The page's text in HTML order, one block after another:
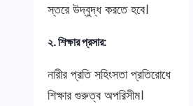
স্তরে উদ্বুদ্ধ করতে হবে।
২. শিক্ষার প্রসার:
নারীর প্রতি সহিংসতা প্রতিরোধে
শিক্ষার গুরুত্ব অপরিসীম।